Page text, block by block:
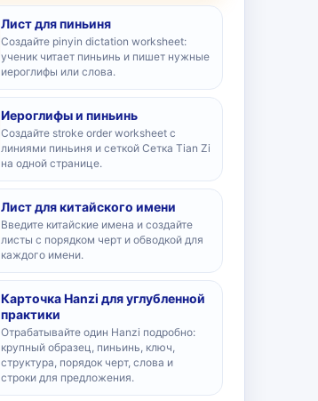
Лист для пиньиня
Создайте pinyin dictation worksheet:
ученик читает пиньинь и пишет нужные
иероглифы или слова.
Иероглифы и пиньинь
Создайте stroke order worksheet с
линиями пиньиня и сеткой Сетка Tian Zi
на одной странице.
Лист для китайского имени
Введите китайские имена и создайте
листы с порядком черт и обводкой для
каждого имени.
Карточка Hanzi для углубленной
практики
Отрабатывайте один Hanzi подробно:
крупный образец, пиньинь, ключ,
структура, порядок черт, слова и
строки для предложения.